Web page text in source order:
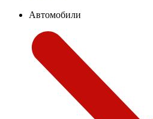
Автомобили